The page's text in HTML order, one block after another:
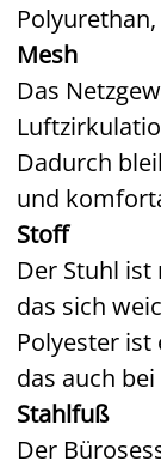
Mesh
Das
Dadurch
und
Stoff
Der Stuhl ist
das sich
Polyester
das auch
Stahlfuß
Der